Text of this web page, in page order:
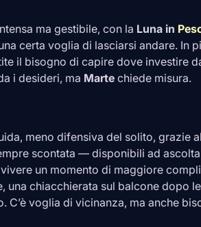
ma gestibile, con la Luna in
certa voglia di lasciarsi andare. In
il bisogno di capire dove investire
i desideri, ma Marte chiede misura.
meno difensiva del solito, grazie
scontata — disponibili ad
un momento di maggiore
una chiacchierata sul balcone dopo
voglia di vicinanza, ma anche